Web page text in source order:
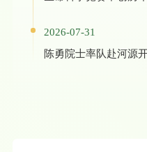
2026-07-31
陈勇院士率队赴河源